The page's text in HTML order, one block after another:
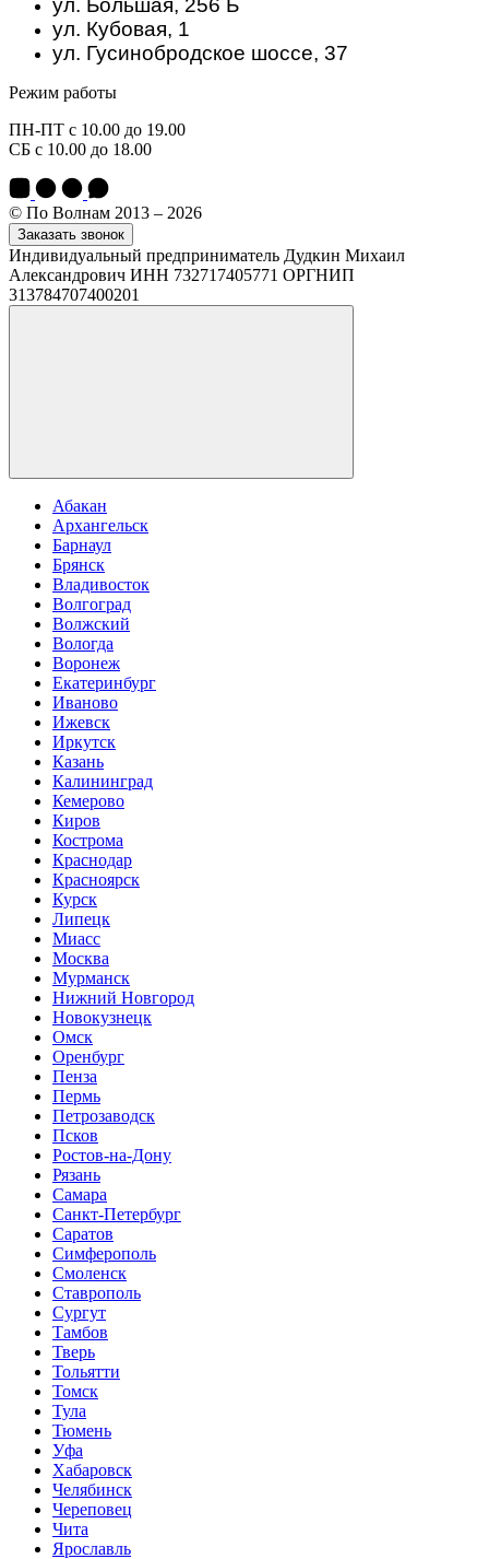
ул. Большая, 256 Б
ул. Кубовая, 1
ул. Гусинобродское шоссе, 37
Режим работы
ПН-ПТ с 10.00 до 19.00
СБ с 10.00 до 18.00
© По Волнам 2013 – 2026
Заказать звонок
Индивидуальный предприниматель Дудкин Михаил
Александрович ИНН 732717405771 ОРГНИП
313784707400201
Абакан
Архангельск
Барнаул
Брянск
Владивосток
Волгоград
Волжский
Вологда
Воронеж
Екатеринбург
Иваново
Ижевск
Иркутск
Казань
Калининград
Кемерово
Киров
Кострома
Краснодар
Красноярск
Курск
Липецк
Миасс
Москва
Мурманск
Нижний Новгород
Новокузнецк
Омск
Оренбург
Пенза
Пермь
Петрозаводск
Псков
Ростов-на-Дону
Рязань
Самара
Санкт-Петербург
Саратов
Симферополь
Смоленск
Ставрополь
Сургут
Тамбов
Тверь
Тольятти
Томск
Тула
Тюмень
Уфа
Хабаровск
Челябинск
Череповец
Чита
Ярославль